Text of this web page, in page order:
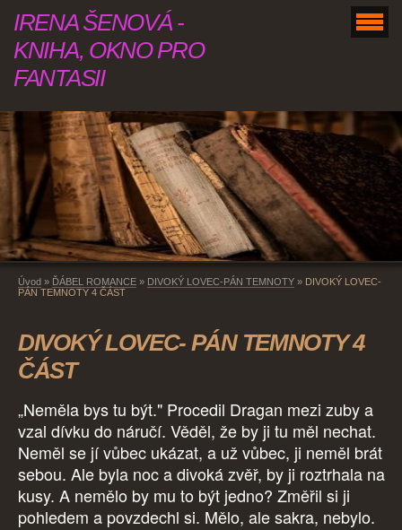
IRENA ŠENOVÁ -
KNIHA, OKNO PRO
FANTASII
Úvod » ĎÁBEL ROMANCE » DIVOKÝ LOVEC-PÁN TEMNOTY » DIVOKÝ LOVEC-
PÁN TEMNOTY 4 ČÁST
DIVOKÝ LOVEC- PÁN TEMNOTY 4
ČÁST
„Neměla bys tu být." Procedil Dragan mezi zuby a
vzal dívku do náručí. Věděl, že by ji tu měl nechat.
Neměl se jí vůbec ukázat, a už vůbec, ji neměl brát
sebou. Ale byla noc a divoká zvěř, by ji roztrhala na
kusy. A nemělo by mu to být jedno? Změřil si ji
pohledem a povzdechl si. Mělo, ale sakra, nebylo.